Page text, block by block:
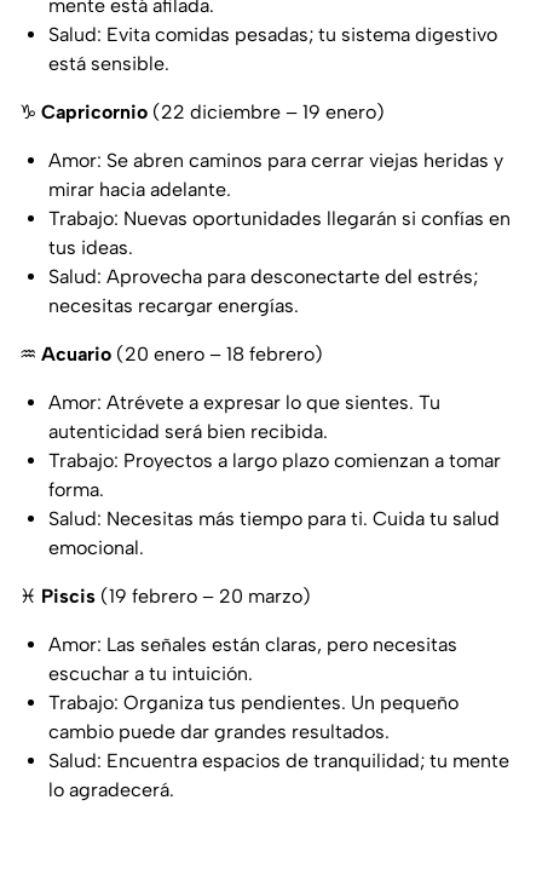
mente está afilada.
Salud: Evita comidas pesadas; tu sistema digestivo
está sensible.
♑ Capricornio (22 diciembre – 19 enero)
Amor: Se abren caminos para cerrar viejas heridas y
mirar hacia adelante.
Trabajo: Nuevas oportunidades llegarán si confías en
tus ideas.
Salud: Aprovecha para desconectarte del estrés;
necesitas recargar energías.
♒ Acuario (20 enero – 18 febrero)
Amor: Atrévete a expresar lo que sientes. Tu
autenticidad será bien recibida.
Trabajo: Proyectos a largo plazo comienzan a tomar
forma.
Salud: Necesitas más tiempo para ti. Cuida tu salud
emocional.
♓ Piscis (19 febrero – 20 marzo)
Amor: Las señales están claras, pero necesitas
escuchar a tu intuición.
Trabajo: Organiza tus pendientes. Un pequeño
cambio puede dar grandes resultados.
Salud: Encuentra espacios de tranquilidad; tu mente
lo agradecerá.